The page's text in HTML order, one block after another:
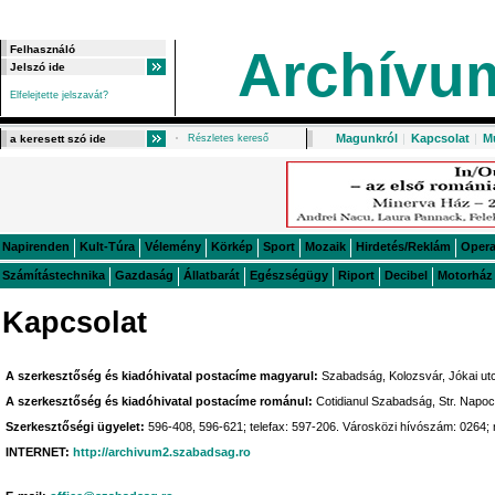
Elfelejtette jelszavát?
Részletes kereső Magunkról | Kapcsolat |
Napirenden Kult-Túra Vélemény Körkép Sport Mozaik Hirdetés/Reklám Opera
Számítástechnika Gazdaság Állatbarát Egészségügy Riport Decibel Motorház
Kapcsolat
A szerkesztőség és kiadóhivatal postacíme magyarul: Szabadság, Kolozsvár, Jókai
A szerkesztőség és kiadóhivatal postacíme románul: Cotidianul Szabadság, Str.
Szerkesztőségi ügyelet: 596-408, 596-621; telefax: 597-206. Városközi hívószám:
INTERNET: http://archivum2.szabadsag.ro